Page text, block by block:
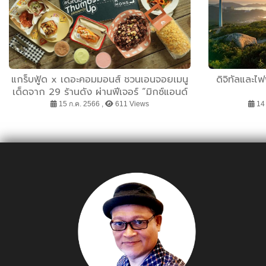
แกร็บฟู้ด x เดอะคอมมอนส์ ชวนเอนจอยเมนู
เด็ดจาก 29 ร้านดัง ผ่านฟีเจอร์ “มิกซ์แอนด์
แมทช์”
15 ก.ค. 2566 , 611 Views
ดิจิทัลและไ
14